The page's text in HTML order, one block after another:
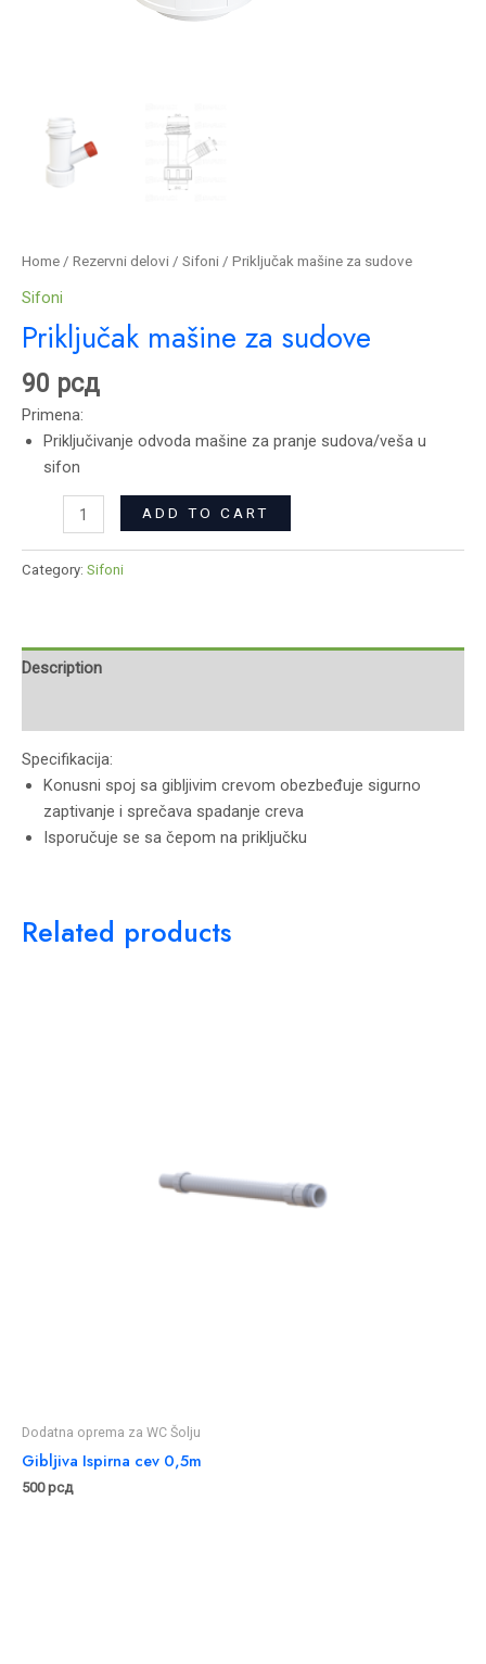
Home / Rezervni delovi / Sifoni / Priključak mašine za sudove
Sifoni
Priključak mašine za sudove
90 рсд
Primena:
Priključivanje odvoda mašine za pranje sudova/veša u
sifon
ADD TO CART
Category: Sifoni
Description
Specifikacija:
Konusni spoj sa gibljivim crevom obezbeđuje sigurno
zaptivanje i sprečava spadanje creva
Isporučuje se sa čepom na priključku
Related products
Dodatna oprema za WC Šolju
Gibljiva Ispirna cev 0,5m
500рсд